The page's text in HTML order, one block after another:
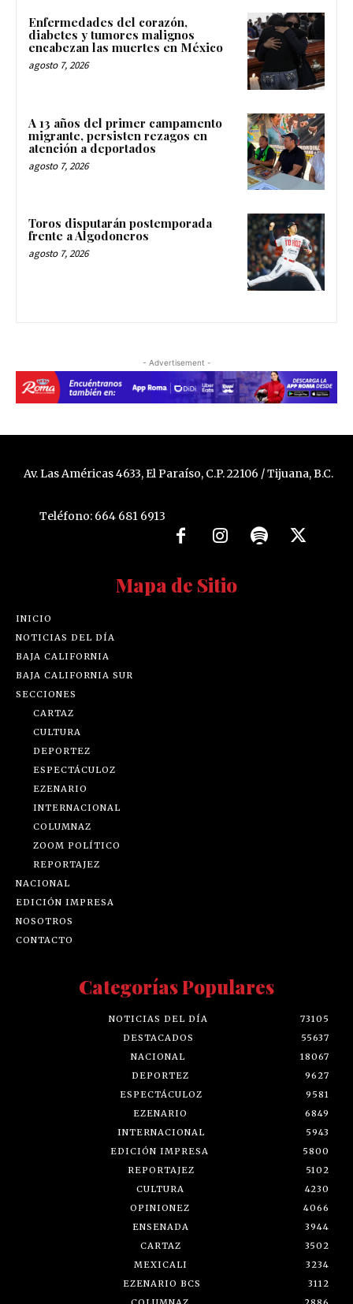
Enfermedades del corazón,
diabetes y tumores malignos
encabezan las muertes en México
agosto 7, 2026
A 13 años del primer campamento
migrante, persisten rezagos en
atención a deportados
agosto 7, 2026
Toros disputarán postemporada
frente a Algodoneros
agosto 7, 2026
- Advertisement -
Av. Las Américas 4633, El Paraíso, C.P. 22106 / Tijuana, B.C.
Teléfono: 664 681 6913
Mapa de Sitio
INICIO
NOTICIAS DEL DÍA
BAJA CALIFORNIA
BAJA CALIFORNIA SUR
SECCIONES
CARTAZ
CULTURA
DEPORTEZ
ESPECTÁCULOZ
EZENARIO
INTERNACIONAL
COLUMNAZ
ZOOM POLÍTICO
REPORTAJEZ
NACIONAL
EDICIÓN IMPRESA
NOSOTROS
CONTACTO
Categorías Populares
NOTICIAS DEL DÍA
73105
DESTACADOS
55637
NACIONAL
18067
DEPORTEZ
9627
ESPECTÁCULOZ
9581
EZENARIO
6849
INTERNACIONAL
5943
EDICIÓN IMPRESA
5800
REPORTAJEZ
5102
CULTURA
4230
OPINIONEZ
4066
ENSENADA
3944
CARTAZ
3502
MEXICALI
3234
EZENARIO BCS
3112